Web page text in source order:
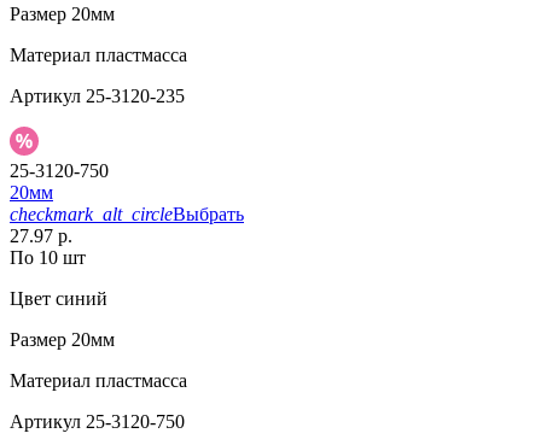
Размер 20мм
Материал пластмасса
Артикул 25-3120-235
25-3120-750
20мм
checkmark_alt_circleВыбрать
27.97 р.
По 10 шт
Цвет синий
Размер 20мм
Материал пластмасса
Артикул 25-3120-750